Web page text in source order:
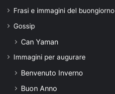
Frasi e immagini del buongiorno
Gossip
Can Yaman
Immagini per augurare
Benvenuto Inverno
Buon Anno